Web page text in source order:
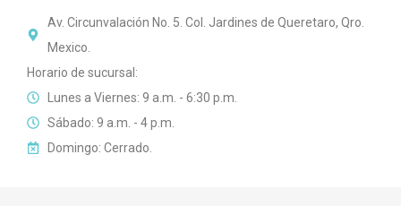
Av. Circunvalación No. 5. Col. Jardines de Queretaro, Qro.
Mexico.
Horario de sucursal:
Lunes a Viernes: 9 a.m. - 6:30 p.m.
Sábado: 9 a.m. - 4 p.m.
Domingo: Cerrado.